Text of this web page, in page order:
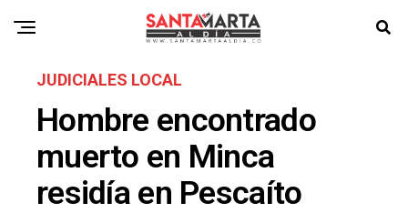
JUDICIALES LOCAL
Hombre encontrado
muerto en Minca
residía en Pescaíto